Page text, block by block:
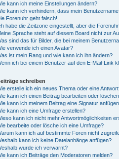
kann ich meine Einstellungen ändern?
kann ich verhindern, dass mein
Forenuhr geht falsch!
habe die Zeitzone eingestellt, aber die
Sprache steht auf diesem Board nicht zur
sind das für Bilder, die bei meinem
verwende ich einen Avatar?
ist mein Rang und wie kann ich ihn ändern?
ich bei einem Benutzer auf den E-Mail-Link
schreiben
erstelle ich ein neues Thema oder eine
kann ich einen Beitrag bearbeiten oder
kann ich meinem Beitrag eine Signatur
kann ich eine Umfrage erstellen?
kann ich nicht mehr Antwortmöglichkeiten
bearbeite oder lösche ich eine Umfrage?
kann ich auf bestimmte Foren nicht
kann ich keine Dateianhänge anfügen?
wurde ich verwarnt?
kann ich Beiträge den Moderatoren melden?